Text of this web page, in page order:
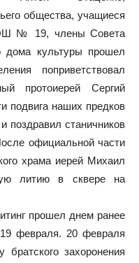
общества, учащиеся
19, члены Совета
дома культуры прошел
поприветствовал
протоиерей Сергий
подвига наших предков
поздравил станичников
официальной части
храма иерей Михаил
литию в сквере на
прошел днем ранее
февраля. 20 февраля
захоронения